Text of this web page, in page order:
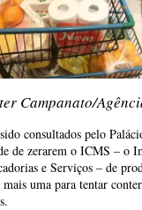
Campanato/
consultados pelo
de zerarem o ICMS – o
e Serviços – de
uma para tentar